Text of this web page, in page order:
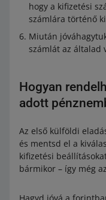
hogy a kifizetési
számlára történő
Miután
számlát az általad
Hogyan
adott
Az első külföldi
és mentsd el a
kifizetési
bármikor – így még